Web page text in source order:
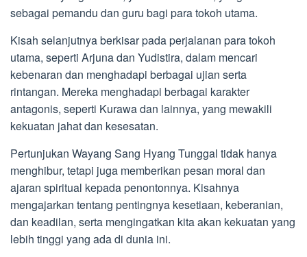
sebagai pemandu dan guru bagi para tokoh utama.
Kisah selanjutnya berkisar pada perjalanan para tokoh
utama, seperti Arjuna dan Yudistira, dalam mencari
kebenaran dan menghadapi berbagai ujian serta
rintangan. Mereka menghadapi berbagai karakter
antagonis, seperti Kurawa dan lainnya, yang mewakili
kekuatan jahat dan kesesatan.
Pertunjukan Wayang Sang Hyang Tunggal tidak hanya
menghibur, tetapi juga memberikan pesan moral dan
ajaran spiritual kepada penontonnya. Kisahnya
mengajarkan tentang pentingnya kesetiaan, keberanian,
dan keadilan, serta mengingatkan kita akan kekuatan yang
lebih tinggi yang ada di dunia ini.